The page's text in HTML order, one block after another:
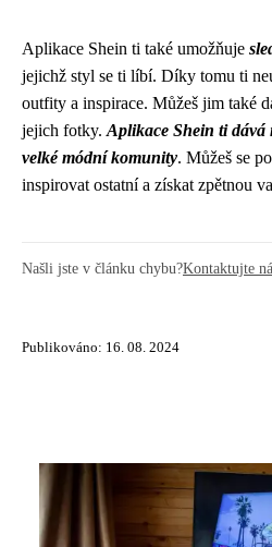
Aplikace Shein ti také umožňuje
jejichž styl se ti líbí. Díky tomu ti
outfity a inspirace. Můžeš jim také
jejich fotky. Aplikace Shein ti dává
velké módní komunity. Můžeš se
inspirovat ostatní a získat zpětnou
Našli jste v článku chybu?Kontaktujte
Publikováno: 16. 08. 2024